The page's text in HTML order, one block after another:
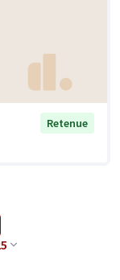
Retenue